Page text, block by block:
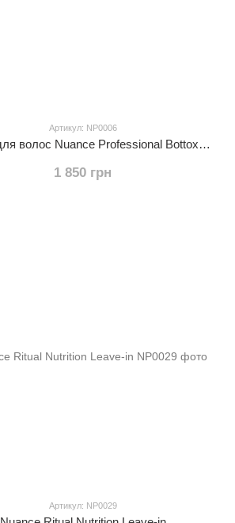
Артикул: NP0006
Ботекс для волос Nuance Professional Bottox Blond 1000 мл
1 850 грн
Артикул: NP0029